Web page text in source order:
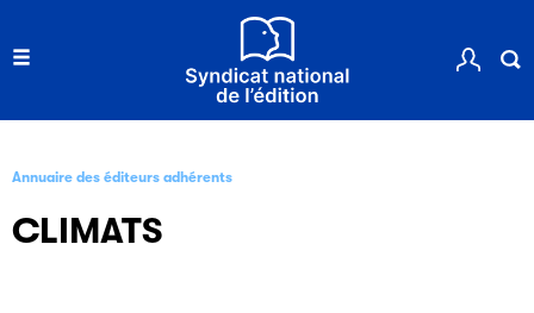
Annuaire des éditeurs adhérents
CLIMATS